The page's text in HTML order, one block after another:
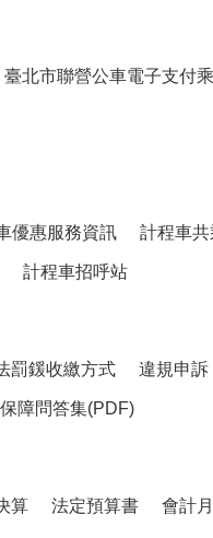
臺北市聯營公車電子支付
優惠服務資訊 計程車共
計程車招呼站
罰鍰收繳方式 違規申訴
障問答集(PDF)
算 法定預算書 會計